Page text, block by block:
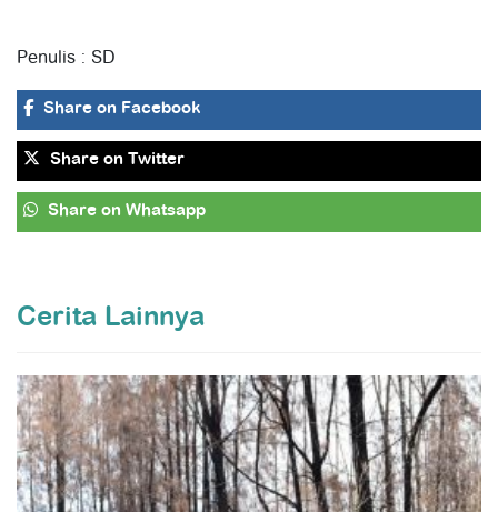
Penulis : SD
Share on Facebook
Share on Twitter
Share on Whatsapp
Cerita Lainnya